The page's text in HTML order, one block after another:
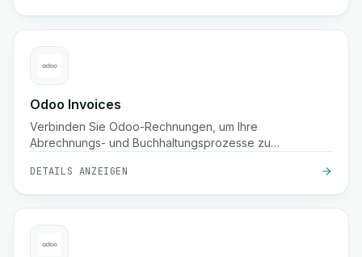
Odoo Invoices
Verbinden Sie Odoo-Rechnungen, um Ihre
Abrechnungs- und Buchhaltungsprozesse zu
DETAILS ANZEIGEN